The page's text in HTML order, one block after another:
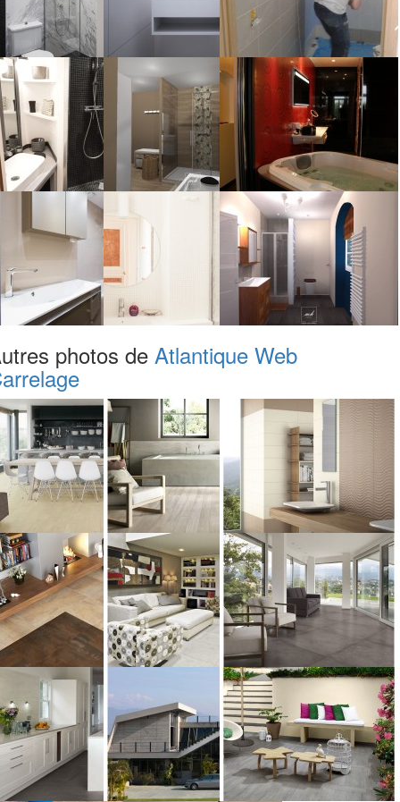
photos de Atlantique Web